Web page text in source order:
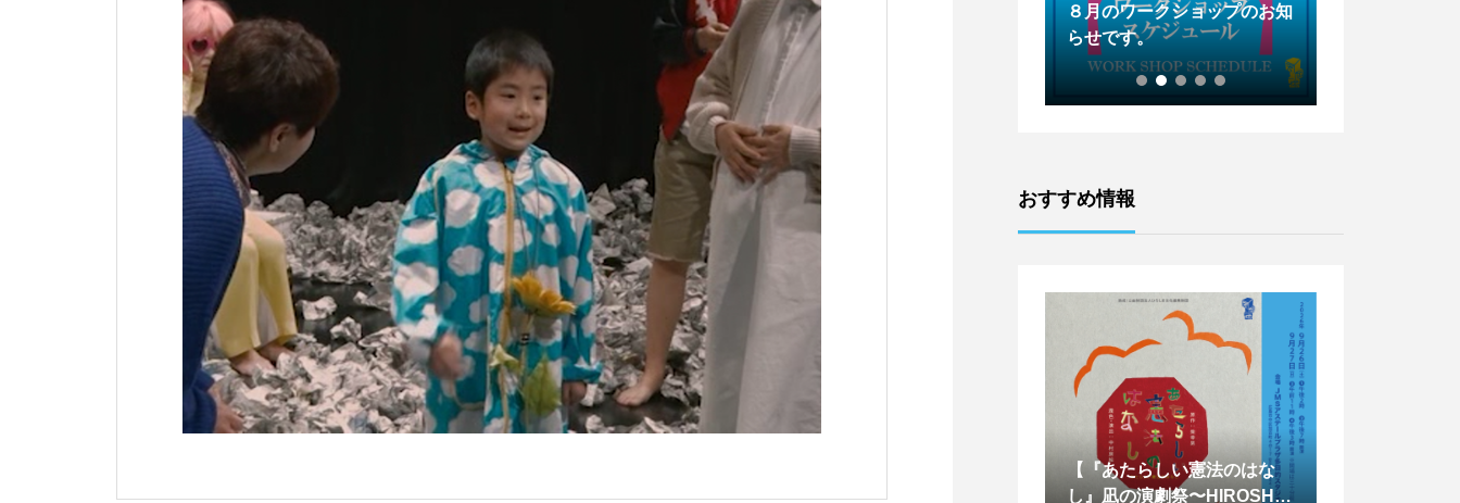
4月のワークショップのお知
らせです。
８月のワークショップのお知
らせです。
７月のワークショップのお知
らせです。
おすすめ情報
ークショップ開催！！】
し』凪の演劇祭〜HIROSHIM
【天辺塔CAMP参加者募
集！！】